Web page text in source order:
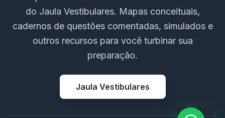
do Jaula Vestibulares. Mapas conceituais,
cadernos de questões comentadas, simulados e
outros recursos para você turbinar sua
preparação.
Jaula Vestibulares